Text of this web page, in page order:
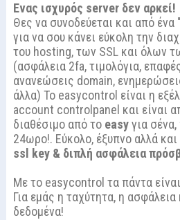
Ενας ισχυρός server δεν αρκεί!
Θες να συνοδεύεται και από
για να σου κάνει εύκολη την
του hosting, των SSL και όλων
(ασφάλεια 2fa, τιμολόγια,
ανανεώσεις domain,
άλλα) Το easycontrol είναι η
account controlpanel και είναι
διαθέσιμο από το easyγια
24ωρο!. Εύκολο, έξυπνο αλλά
ssl key & διπλή ασφάλεια
Με το easycontrol τα πάντα
Για εμάς η ταχύτητα, η ασφάλεια
δεδομένα!